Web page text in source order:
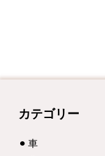
カテゴリー
車